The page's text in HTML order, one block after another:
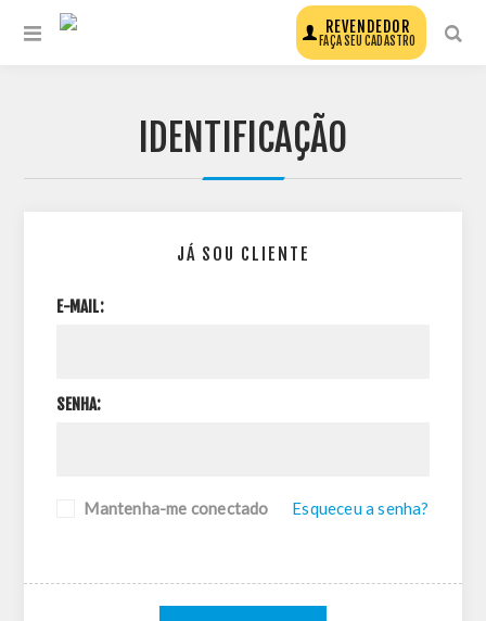
REVENDEDOR
FAÇA SEU CADASTRO
IDENTIFICAÇÃO
JÁ SOU CLIENTE
E-MAIL:
SENHA:
Mantenha-me conectado Esqueceu a senha?